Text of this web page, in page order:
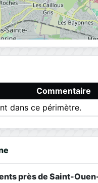
Commentaire
dans ce périmètre.
près de Saint-